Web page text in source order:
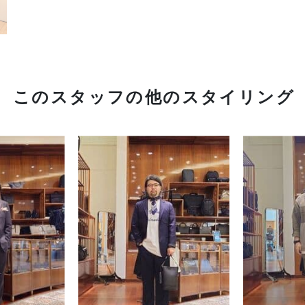
このスタッフの他のスタイリング